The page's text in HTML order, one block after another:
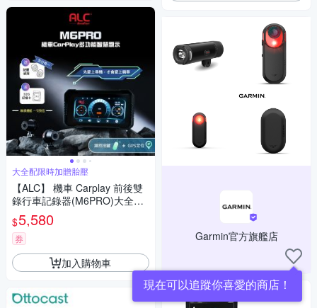
大全配限時加贈胎壓
【ALC】 機車 Carplay 前後雙
錄行車記錄器(M6PRO)大全配
再加贈胎壓-加贈32G
$5,580
券
加入購物車
Garmin官方旗艦店
現在可以追蹤你喜愛的商店！